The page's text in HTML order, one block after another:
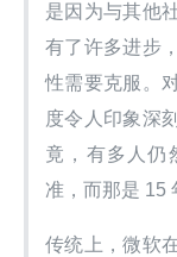
是因为与其他
有了许多进步
性需要克服。
度令人印象深
竟，有多人仍
准，而那是 15
传统上，微软